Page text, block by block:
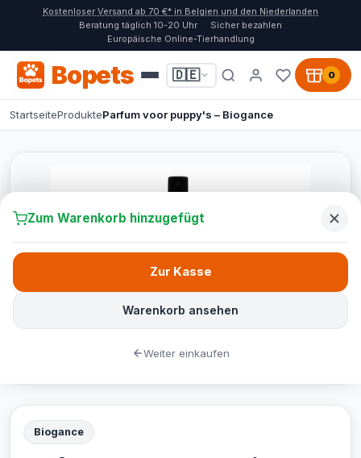
Kostenloser Versand ab 70 €* in Belgien und den Niederlanden
Beratung täglich 10-20 Uhr
Sicher bezahlen
Europäische Online-Tierhandlung
Bopets 🇩🇪 0
StartseiteProdukteParfum voor puppy's – Biogance
Biogance
Zum Warenkorb hinzugefügt
Warenkorb ansehen
Zur Kasse
Weiter einkaufen